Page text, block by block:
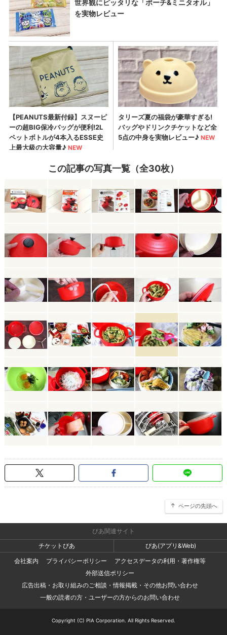
この記事の写真一覧（全30枚）
ページの先頭へ
ぴあ関連サイト
チケットぴあ
ぴあ(アプリ&Web)
会社案内
プライバシーポリシー
アクセスデータの利用・著作権等
外部送信ポリシー
広告出稿・お取り組みのご相談・情報掲載・その他お問い合わせ
一般の読者の方・ユーザーの方からのお問い合わせ
Copyright (C) PIA Corporation. All Rights Reserved.